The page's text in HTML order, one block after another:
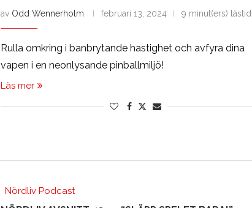
av Odd Wennerholm februari 13, 2024 9 minut(ers) lästid
Rulla omkring i banbrytande hastighet och avfyra dina
vapen i en neonlysande pinballmiljö!
Läs mer
Nördliv Podcast